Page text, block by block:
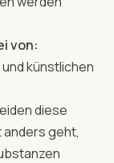
von:
künstlichen
diese
anders geht,